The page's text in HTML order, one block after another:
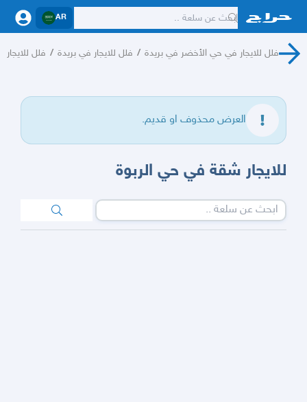
AR
فلل للايجار في حي الأخضر في بريدة / فلل للايجار في بريدة / فلل للايجار
العرض محذوف او قديم.
للايجار شقة في حي الربوة